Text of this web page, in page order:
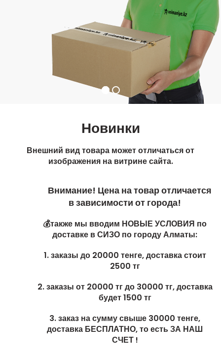
Новинки
Внешний вид товара может отличаться от
изображения на витрине сайта.
Внимание! Цена на товар отличается
в зависимости от города!
💰также мы вводим НОВЫЕ УСЛОВИЯ по
доставке в СИЗО по городу Алматы:
1. заказы до 20000 тенге, доставка стоит
2500 тг
2. заказы от 20000 тг до 30000 тг, доставка
будет 1500 тг
3. заказ на сумму свыше 30000 тенге,
доставка БЕСПЛАТНО, то есть ЗА НАШ
СЧЕТ !